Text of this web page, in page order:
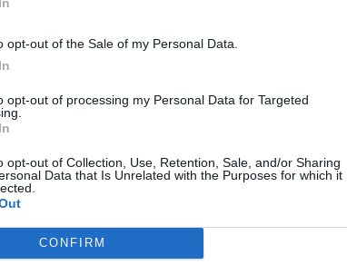
opt-out of the Sale of my Personal Data.
opt-out of processing my Personal Data for Targeted
opt-out of Collection, Use, Retention, Sale, and/or Sharing
Data that Is Unrelated with the Purposes for which it
CONFIRM
gesungen von einem Schönling, begleitet mit
Obwohl der Film in der gleichnamigen
passt, findet er auch in härteren Streifen wie „Texas
„8 Mile“ (2002) einen Platz.